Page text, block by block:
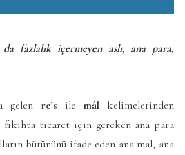
fazlalık içermeyen aslı, ana para,
gelen re’s ile mâlkelimelerinden
ticaret için gereken ana para
bütününü ifade eden ana mal, ana